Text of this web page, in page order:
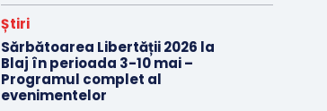
Știri
Sărbătoarea Libertății 2026 la
Blaj în perioada 3-10 mai –
Programul complet al
evenimentelor